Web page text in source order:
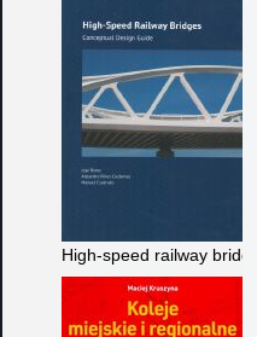
High-speed railway